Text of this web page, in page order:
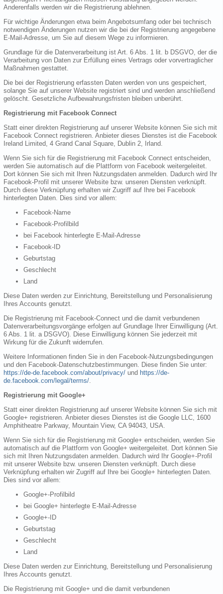
Anderenfalls werden wir die Registrierung ablehnen.
Für wichtige Änderungen etwa beim Angebotsumfang oder bei technisch
notwendigen Änderungen nutzen wir die bei der Registrierung angegebene
E-Mail-Adresse, um Sie auf diesem Wege zu informieren.
Grundlage für die Datenverarbeitung ist Art. 6 Abs. 1 lit. b DSGVO, der die
Verarbeitung von Daten zur Erfüllung eines Vertrags oder vorvertraglicher
Maßnahmen gestattet.
Die bei der Registrierung erfassten Daten werden von uns gespeichert,
solange Sie auf unserer Website registriert sind und werden anschließend
gelöscht. Gesetzliche Aufbewahrungsfristen bleiben unberührt.
Registrierung mit Facebook Connect
Statt einer direkten Registrierung auf unserer Website können Sie sich mit
Facebook Connect registrieren. Anbieter dieses Dienstes ist die Facebook
Ireland Limited, 4 Grand Canal Square, Dublin 2, Irland.
Wenn Sie sich für die Registrierung mit Facebook Connect entscheiden,
werden Sie automatisch auf die Plattform von Facebook weitergeleitet.
Dort können Sie sich mit Ihren Nutzungsdaten anmelden. Dadurch wird Ihr
Facebook-Profil mit unserer Website bzw. unseren Diensten verknüpft.
Durch diese Verknüpfung erhalten wir Zugriff auf Ihre bei Facebook
hinterlegten Daten. Dies sind vor allem:
Facebook-Name
Facebook-Profilbild
bei Facebook hinterlegte E-Mail-Adresse
Facebook-ID
Geburtstag
Geschlecht
Land
Diese Daten werden zur Einrichtung, Bereitstellung und Personalisierung
Ihres Accounts genutzt.
Die Registrierung mit Facebook-Connect und die damit verbundenen
Datenverarbeitungsvorgänge erfolgen auf Grundlage Ihrer Einwilligung (Art.
6 Abs. 1 lit. a DSGVO). Diese Einwilligung können Sie jederzeit mit
Wirkung für die Zukunft widerrufen.
Weitere Informationen finden Sie in den Facebook-Nutzungsbedingungen
und den Facebook-Datenschutzbestimmungen. Diese finden Sie unter:
https://de-de.facebook.com/about/privacy/ und https://de-
de.facebook.com/legal/terms/.
Registrierung mit Google+
Statt einer direkten Registrierung auf unserer Website können Sie sich mit
Google+ registrieren. Anbieter dieses Dienstes ist die Google LLC, 1600
Amphitheatre Parkway, Mountain View, CA 94043, USA.
Wenn Sie sich für die Registrierung mit Google+ entscheiden, werden Sie
automatisch auf die Plattform von Google+ weitergeleitet. Dort können Sie
sich mit Ihren Nutzungsdaten anmelden. Dadurch wird Ihr Google+-Profil
mit unserer Website bzw. unseren Diensten verknüpft. Durch diese
Verknüpfung erhalten wir Zugriff auf Ihre bei Google+ hinterlegten Daten.
Dies sind vor allem:
Google+-Profilbild
bei Google+ hinterlegte E-Mail-Adresse
Google+-ID
Geburtstag
Geschlecht
Land
Diese Daten werden zur Einrichtung, Bereitstellung und Personalisierung
Ihres Accounts genutzt.
Die Registrierung mit Google+ und die damit verbundenen